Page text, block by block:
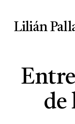
Lilián
de